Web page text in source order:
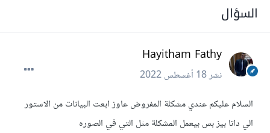
السؤال
Hayitham Fathy
نشر18 أغسطس 2022
السلام عليكم عندي مشكلة المفروض عاوز ابعت البيانات من الاستور
الي داتا بيز بس بيعمل المشكلة مثل التي في الصوره